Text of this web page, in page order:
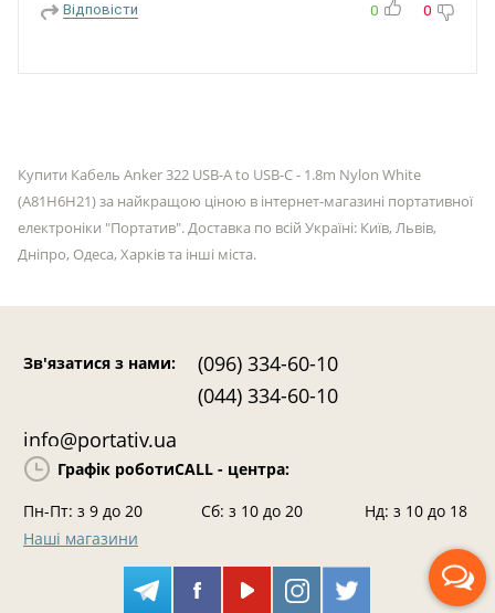
Відповісти 0 0
Купити Кабель Anker 322 USB-A to USB-C - 1.8m Nylon White
(A81H6H21) за найкращою ціною в інтернет-магазині портативної
електроніки "Портатив". Доставка по всій Україні: Київ, Львів,
Дніпро, Одеса, Харків та інші міста.
Зв'язатися з нами:
(096) 334-60-10
(044) 334-60-10
info@portativ.ua
Графік роботиCALL - центра:
Пн-Пт: з 9 до 20
Сб: з 10 до 20
Нд: з 10 до 18
Наші магазини
Передзвоніть мені